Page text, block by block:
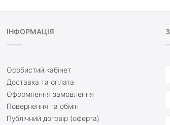
ІНФОРМАЦІЯ
Особистий кабінет
Доставка та оплата
Оформлення замовлення
Повернення та обмін
Публічний договір (оферта)